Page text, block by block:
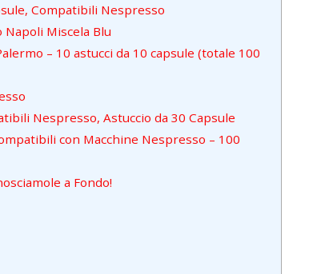
Compatibili Nespresso
Napoli Miscela Blu
– 10 astucci da 10 capsule (totale 100
Nespresso, Astuccio da 30 Capsule
con Macchine Nespresso – 100
a Fondo!